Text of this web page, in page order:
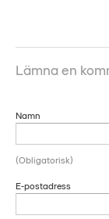
Lämna en
Namn
(Obligatorisk)
E-postadress